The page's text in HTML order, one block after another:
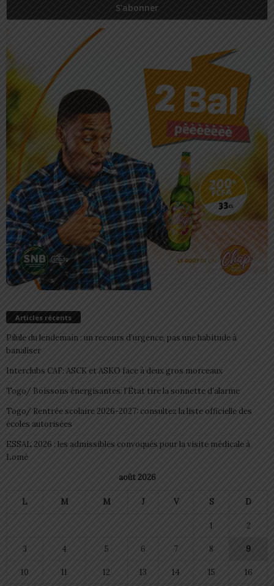
Articles récents
Pilule du lendemain : un recours d’urgence, pas une habitude à
banaliser
Interclubs CAF: ASCK et ASKO face à deux gros morceaux
Togo/ Boissons énergisantes: l’État tire la sonnette d’alarme
Togo/ Rentrée scolaire 2026-2027: consultez la liste officielle des
écoles autorisées
ESSAL 2026 : les admissibles convoqués pour la visite médicale à
Lomé
août 2026
L M M J V S D
1 2
3 4 5 6 7 8 9
10 11 12 13 14 15 16